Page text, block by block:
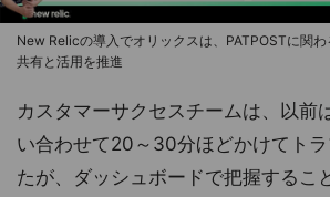
New Relicの導入でオリックスは、PATPOSTに関
共有と活用を推進
カスタマーサクセスチームは、以前
い合わせて20～30分ほどかけてト
たが、ダッシュボードで把握するこ